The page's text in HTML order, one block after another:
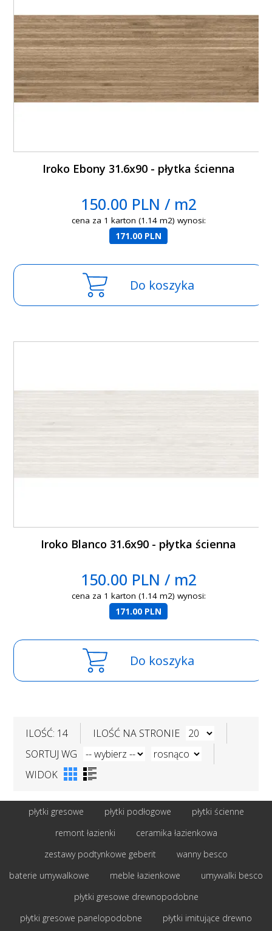
Iroko Ebony 31.6x90 - płytka ścienna
150.00 PLN / m2
cena za 1 karton (1.14 m2) wynosi:
171.00 PLN
Do koszyka
Iroko Blanco 31.6x90 - płytka ścienna
150.00 PLN / m2
cena za 1 karton (1.14 m2) wynosi:
171.00 PLN
Do koszyka
ILOŚĆ: 14
ILOŚĆ NA STRONIE
SORTUJ WG
WIDOK
płytki gresowe płytki podłogowe
płytki ścienne
remont łazienki
ceramika łazienkowa
zestawy podtynkowe geberit
wanny besco
baterie umywalkowe
meble łazienkowe
umywalki besco
płytki gresowe drewnopodobne
płytki gresowe panelopodobne
płytki imitujące drewno